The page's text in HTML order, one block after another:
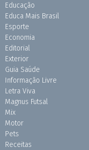
Educação
Educa Mais Brasil
Esporte
Economia
Editorial
Exterior
Guia Saúde
Informação Livre
Letra Viva
Magnus Futsal
Mix
Motor
Pets
Receitas